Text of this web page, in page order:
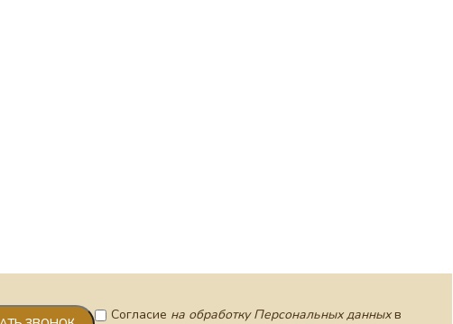
Согласие на обработку Персональных данныхв